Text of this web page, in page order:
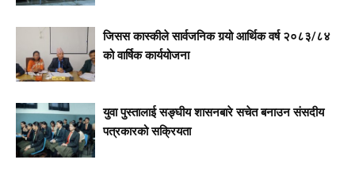
जिसस कास्कीले सार्वजनिक गर्‍यो आर्थिक वर्ष २०८३/८४
को वार्षिक कार्ययोजना
युवा पुस्तालाई सङ्घीय शासनबारे सचेत बनाउन संसदीय
पत्रकारको सक्रियता